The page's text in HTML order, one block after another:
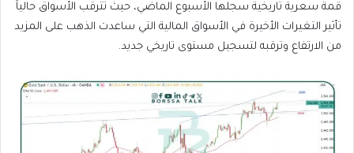
قمة سعرية تاريخية سجلها الأسبوع الماضي، حيث تترقب الأسواق حالياً
تأثير التغيرات الأخيرة في الأسواق المالية التي ساعدت الذهب على المزيد
من الارتفاع وترقبه لتسجيل مستوى تاريخي جديد.